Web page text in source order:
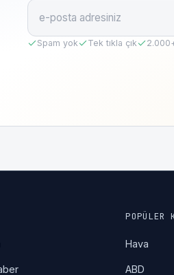
Spam yok Tek tıkla çık 2.000
POPÜLER
Hava
ABD